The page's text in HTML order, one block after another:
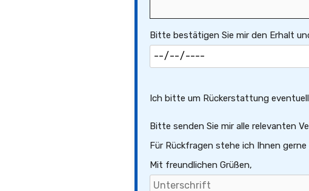
Bitte bestätigen Sie mir den Erhalt
Ich bitte um Rückerstattung
Bitte senden Sie mir alle relevanten
Für Rückfragen stehe ich Ihnen gerne
Mit freundlichen Grüßen,